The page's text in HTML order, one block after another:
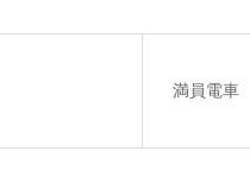
満員電車